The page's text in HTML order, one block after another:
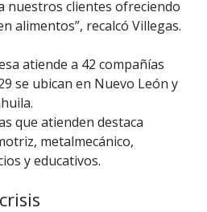
nuestros clientes ofreciendo
alimentos”, recalcó Villegas.
atiende a 42 compañías
se ubican en Nuevo León y
que atienden destaca
metalmecánico,
y educativos.